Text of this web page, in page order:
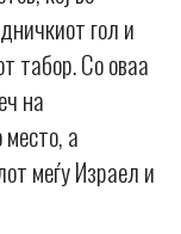
гол и
табор. Со оваа
на
а
меѓу Израел и